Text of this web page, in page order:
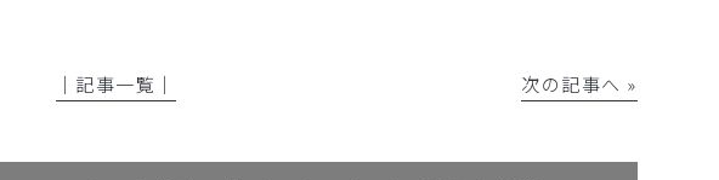
│記事一覧│ 次の記事へ »